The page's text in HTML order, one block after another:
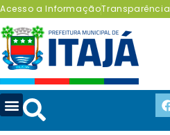
Acesso a InformaçãoTransparência